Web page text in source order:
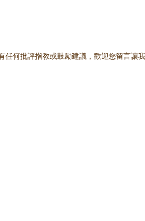
任何批評指教或鼓勵建議，歡迎您留言讓